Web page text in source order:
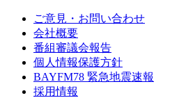
ご意見・お問い合わせ
会社概要
番組審議会報告
個人情報保護方針
BAYFM78 緊急地震速報
採用情報